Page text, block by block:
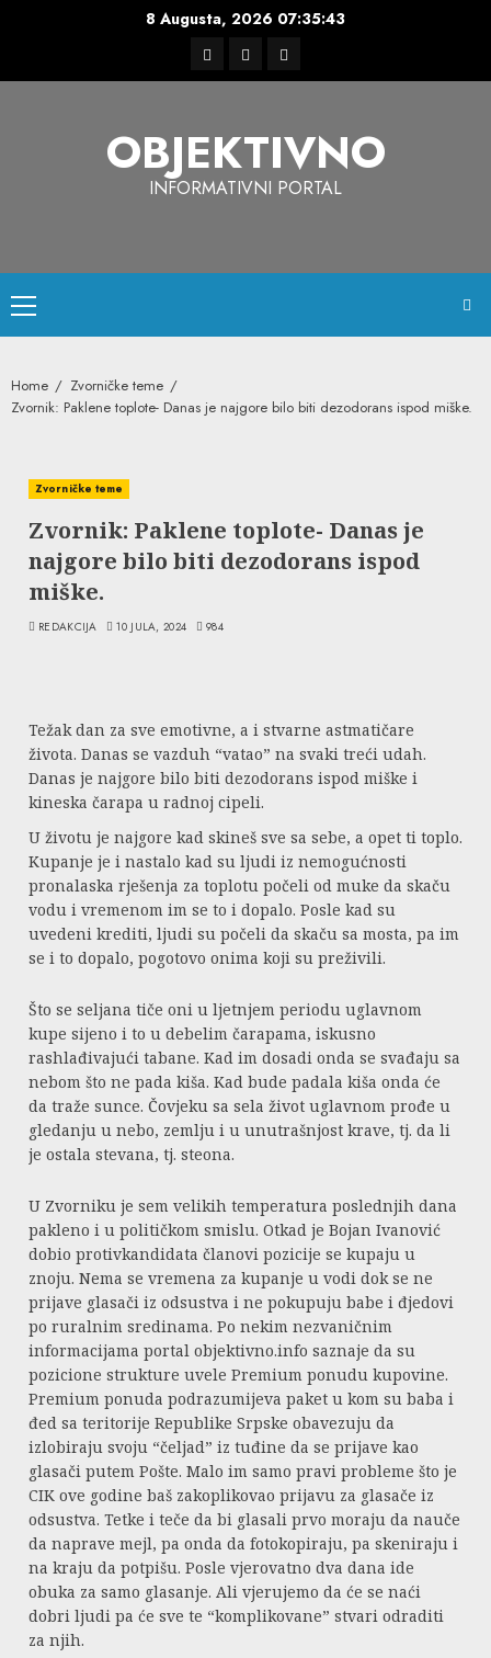
8 Augusta, 2026 07:35:44
FacebookInstagram
Twitter
OBJEKTIVNO
INFORMATIVNI PORTAL
Primary
Menu
Home
Zvorničke teme
Zvornik: Paklene toplote- Danas je najgore bilo biti dezodorans ispod miške.
Zvorničke teme
Zvornik: Paklene toplote- Danas je
najgore bilo biti dezodorans ispod
miške.
REDAKCIJA 10 JULA, 2024 984
Težak dan za sve emotivne, a i stvarne astmatičare
života. Danas se vazduh “vatao” na svaki treći udah.
Danas je najgore bilo biti dezodorans ispod miške i
kineska čarapa u radnoj cipeli.
U životu je najgore kad skineš sve sa sebe, a opet ti toplo.
Kupanje je i nastalo kad su ljudi iz nemogućnosti
pronalaska rješenja za toplotu počeli od muke da skaču
vodu i vremenom im se to i dopalo. Posle kad su
uvedeni krediti, ljudi su počeli da skaču sa mosta, pa im
se i to dopalo, pogotovo onima koji su preživili.
Što se seljana tiče oni u ljetnjem periodu uglavnom
kupe sijeno i to u debelim čarapama, iskusno
rashlađivajući tabane. Kad im dosadi onda se svađaju sa
nebom što ne pada kiša. Kad bude padala kiša onda će
da traže sunce. Čovjeku sa sela život uglavnom prođe u
gledanju u nebo, zemlju i u unutrašnjost krave, tj. da li
je ostala stevana, tj. steona.
U Zvorniku je sem velikih temperatura poslednjih dana
pakleno i u političkom smislu. Otkad je Bojan Ivanović
dobio protivkandidata članovi pozicije se kupaju u
znoju. Nema se vremena za kupanje u vodi dok se ne
prijave glasači iz odsustva i ne pokupuju babe i đjedovi
po ruralnim sredinama. Po nekim nezvaničnim
informacijama portal objektivno.info saznaje da su
pozicione strukture uvele Premium ponudu kupovine.
Premium ponuda podrazumijeva paket u kom su baba i
đed sa teritorije Republike Srpske obavezuju da
izlobiraju svoju “čeljad” iz tuđine da se prijave kao
glasači putem Pošte. Malo im samo pravi probleme što je
CIK ove godine baš zakoplikovao prijavu za glasače iz
odsustva. Tetke i teče da bi glasali prvo moraju da nauče
da naprave mejl, pa onda da fotokopiraju, pa skeniraju i
na kraju da potpišu. Posle vjerovatno dva dana ide
obuka za samo glasanje. Ali vjerujemo da će se naći
dobri ljudi pa će sve te “komplikovane” stvari odraditi
za njih.